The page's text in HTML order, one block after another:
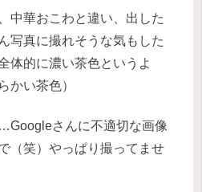
中華おこわと違い、出した
写真に撮れそうな気もした
体的に濃い茶色というよ
かい茶色）
さんに不適切な画像
（笑）やっぱり撮ってませ